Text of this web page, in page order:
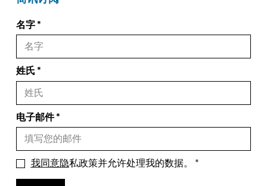
名字
姓氏
电子邮件
我同意隐私政策并允许处理我的数据。